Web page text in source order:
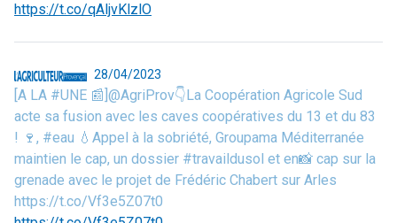
https://t.co/qAljvKlzlO
28/04/2023
[A LA #UNE 📰]@AgriProv👇La Coopération Agricole Sud
acte sa fusion avec les caves coopératives du 13 et du 83
! 🍷, #eau 💧Appel à la sobriété, Groupama Méditerranée
maintien le cap, un dossier #travaildusol et en📸 cap sur la
grenade avec le projet de Frédéric Chabert sur Arles
https://t.co/Vf3e5Z07t0